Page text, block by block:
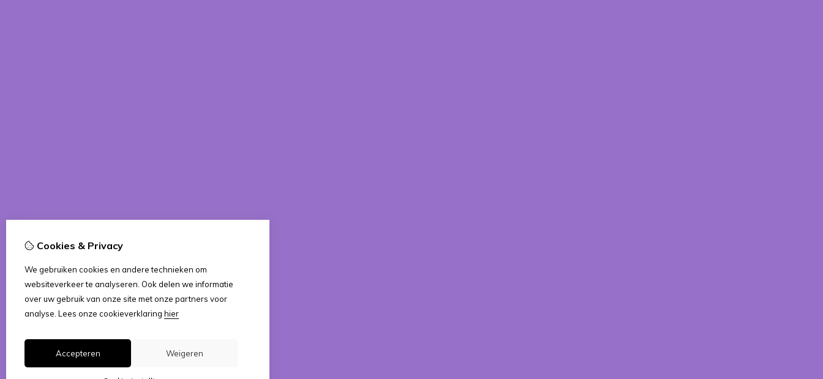
Cookies & Privacy
We gebruiken cookies en andere technieken om
websiteverkeer te analyseren. Ook delen we informatie
over uw gebruik van onze site met onze partners voor
analyse. Lees onze cookieverklaring hier
Accepteren Weigeren